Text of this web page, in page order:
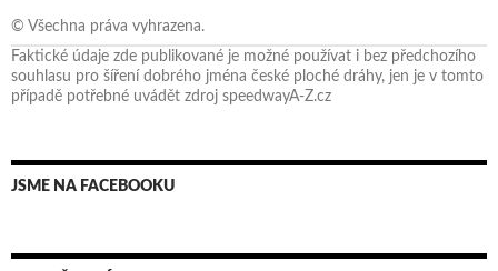
© Všechna práva vyhrazena.
Faktické údaje zde publikované je možné používat i bez předchozího
souhlasu pro šíření dobrého jména české ploché dráhy, jen je v tomto
případě potřebné uvádět zdroj speedwayA-Z.cz
JSME NA FACEBOOKU